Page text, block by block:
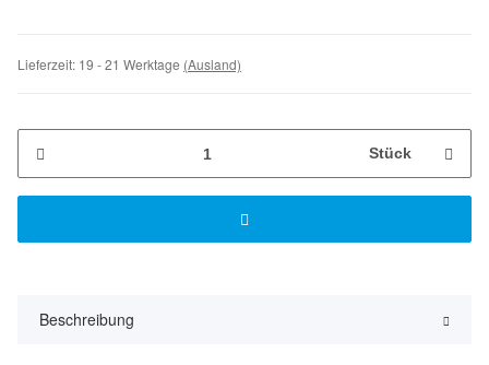
Lieferzeit: 19 - 21 Werktage (Ausland)
Stück
Beschreibung